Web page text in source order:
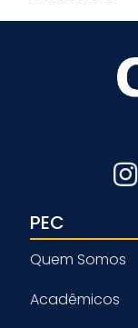
PEC
Quem Somos
Acadêmicos